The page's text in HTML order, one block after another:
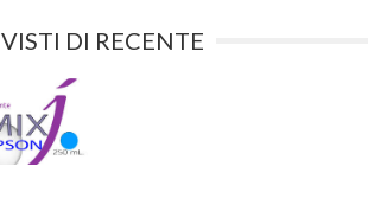
VISTI DI RECENTE